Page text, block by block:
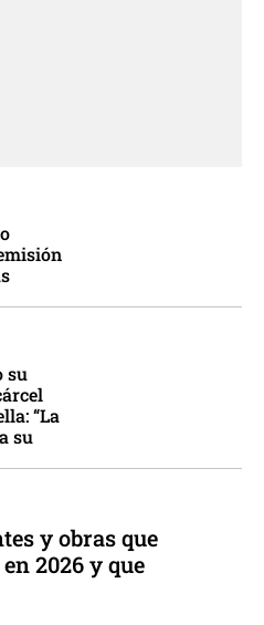
su
“La
su
y obras que
2026 y que